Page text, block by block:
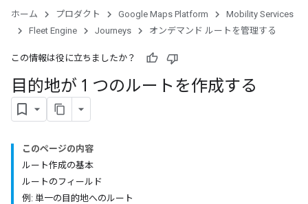
ホーム プロダクト Google Maps Platform
Mobility Services
Fleet Engine
Journeys オンデマンド ルートを管理する
この情報は役に立ちましたか？
目的地が 1 つのルートを作成する
このページの内容
ルート作成の基本
ルートのフィールド
例: 単一の目的地へのルート